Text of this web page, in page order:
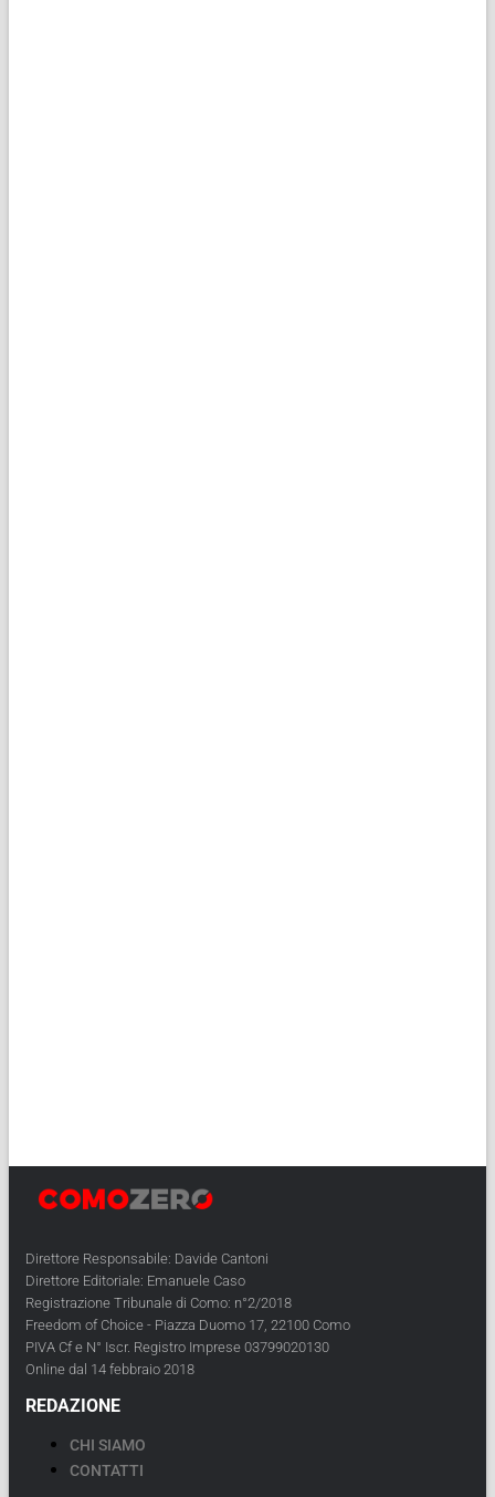
Direttore Responsabile: Davide Cantoni
Direttore Editoriale: Emanuele Caso
Registrazione Tribunale di Como: n°2/2018
Freedom of Choice - Piazza Duomo 17, 22100 Como
PIVA Cf e N° Iscr. Registro Imprese 03799020130
Online dal 14 febbraio 2018
REDAZIONE
CHI SIAMO
CONTATTI